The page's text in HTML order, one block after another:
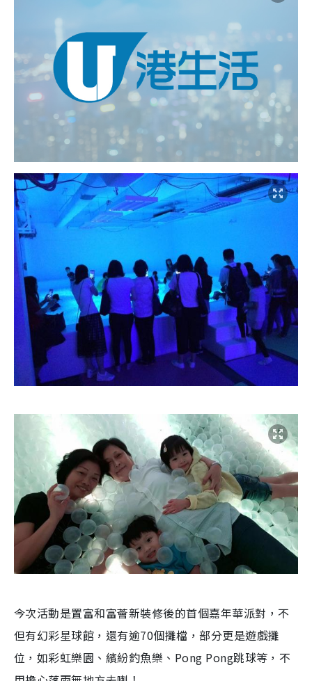
今次活動是置富和富薈新裝修後的首個嘉年華派對，不
但有幻彩星球館，還有逾70個攤檔，部分更是遊戲攤
位，如彩虹樂園、繽紛釣魚樂、Pong Pong跳球等，不